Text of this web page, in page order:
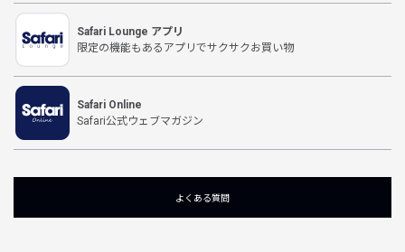
Safari Lounge アプリ
限定の機能もあるアプリでサクサクお買い物
Safari Online
Safari公式ウェブマガジン
よくある質問